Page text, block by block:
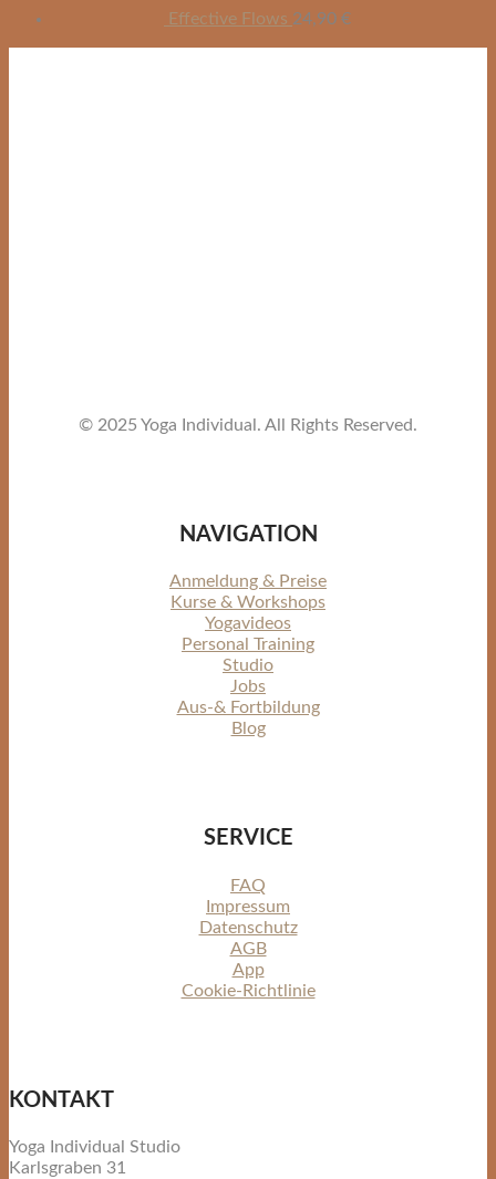
Effective Flows 24,90 €
© 2025 Yoga Individual. All Rights Reserved.
NAVIGATION
Anmeldung & Preise
Kurse & Workshops
Yogavideos
Personal Training
Studio
Jobs
Aus-& Fortbildung
Blog
SERVICE
FAQ
Impressum
Datenschutz
AGB
App
Cookie-Richtlinie
KONTAKT
Yoga Individual Studio
Karlsgraben 31